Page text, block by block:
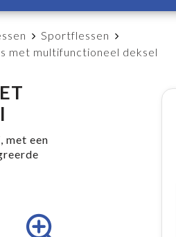
Sportflessen
met multifunctioneel deksel
met een